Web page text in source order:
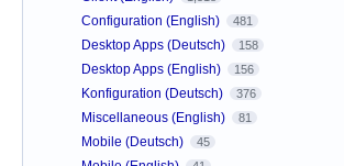
Configuration (English) 481
Desktop Apps (Deutsch) 158
Desktop Apps (English) 156
Konfiguration (Deutsch) 376
Miscellaneous (English) 81
Mobile (Deutsch) 45